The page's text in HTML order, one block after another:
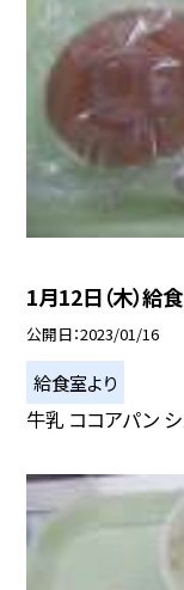
1月12日（木）給食
公開日 2023/01/16
給食室より
牛乳 ココアパン シ